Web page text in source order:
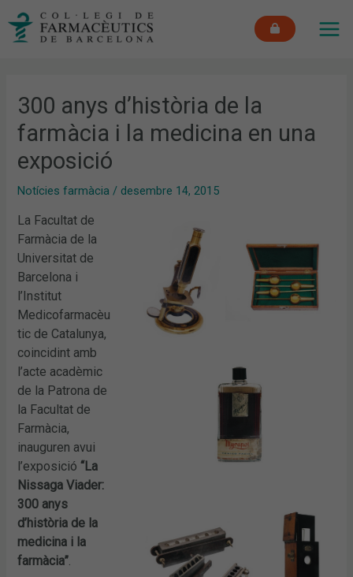
300 anys d’història de la
farmàcia i la medicina en una
exposició
Notícies farmàcia / desembre 14, 2015
La Facultat de
Farmàcia de la
Universitat de
Barcelona i
l’Institut
Medicofarmacèu
tic de Catalunya,
coincidint amb
l’acte acadèmic
de la Patrona de
la Facultat de
Farmàcia,
inauguren avui
l’exposició “La
Nissaga Viader:
300 anys
d’història de la
medicina i la
farmàcia”.